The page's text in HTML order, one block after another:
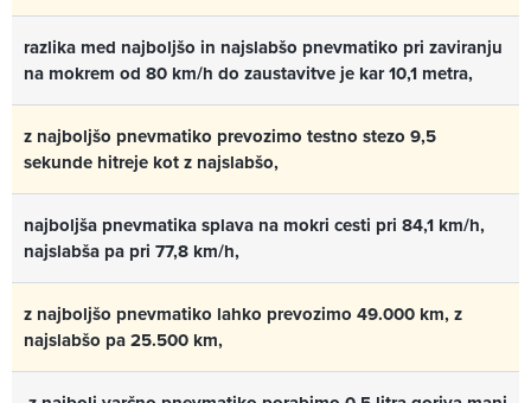
razlika med najboljšo in najslabšo pnevmatiko pri zaviranju
na mokrem od 80 km/h do zaustavitve je kar 10,1 metra,
z najboljšo pnevmatiko prevozimo testno stezo 9,5
sekunde hitreje kot z najslabšo,
najboljša pnevmatika splava na mokri cesti pri 84,1 km/h,
najslabša pa pri 77,8 km/h,
z najboljšo pnevmatiko lahko prevozimo 49.000 km, z
najslabšo pa 25.500 km,